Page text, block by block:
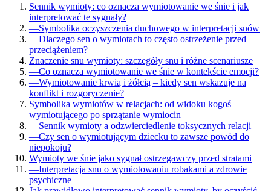
Sennik wymioty: co oznacza wymiotowanie we śnie i jak
interpretować te sygnały?
—Symbolika oczyszczenia duchowego w interpretacji snów
—Dlaczego sen o wymiotach to często ostrzeżenie przed
przeciążeniem?
Znaczenie snu wymioty: szczegóły snu i różne scenariusze
—Co oznacza wymiotowanie we śnie w kontekście emocji?
—Wymiotowanie krwią i żółcią – kiedy sen wskazuje na
konflikt i rozgoryczenie?
Symbolika wymiotów w relacjach: od widoku kogoś
wymiotującego po sprzątanie wymiocin
—Sennik wymioty a odzwierciedlenie toksycznych relacji
—Czy sen o wymiotującym dziecku to zawsze powód do
niepokoju?
Wymioty we śnie jako sygnał ostrzegawczy przed stratami
—Interpretacja snu o wymiotowaniu robakami a zdrowie
psychiczne